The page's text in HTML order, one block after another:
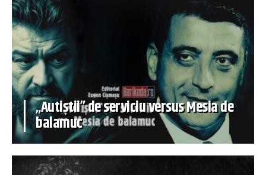
„Autiștii” de serviciu versus Mesia de
balamuc